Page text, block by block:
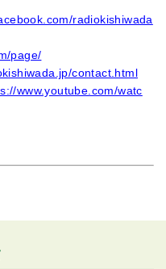
radiokishiwada
page/
contact.html
www.youtube.com/watc